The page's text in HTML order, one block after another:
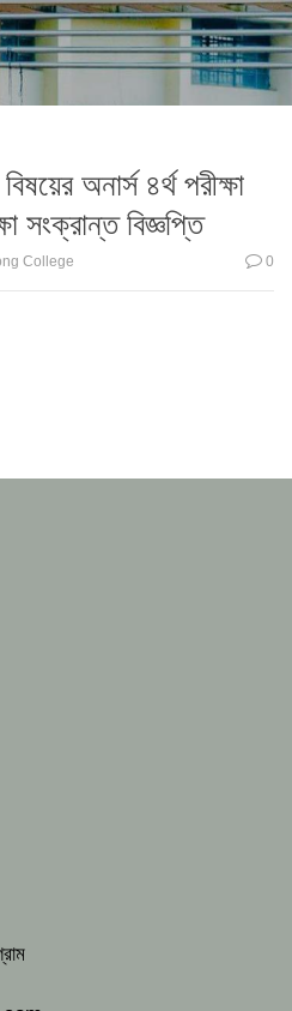
অনার্স ৪র্থ পরীক্ষা
সংক্রান্ত বিজ্ঞপ্তি
College 0